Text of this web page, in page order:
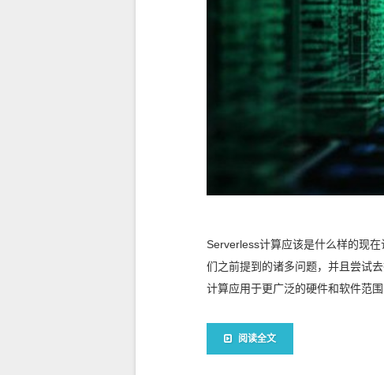
Serverless计算应该是什么样的现
们之前提到的诸多问题，并且尝试
计算应用于更广泛的硬件和软件范
阅读全文